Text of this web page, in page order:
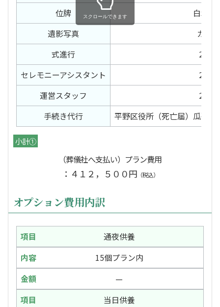
位牌
白木位
遺影写真
カラー
式進行
2日間
セレモニーアシスタント
2日間
運営スタッフ
2日間
手続き代行
平野区役所（死亡届）瓜破
スクロールできます
小計①
（葬儀社へ支払い）プラン費用
：４１２，５００円 （税込）
オプション費用内訳
通夜供養
15個プラン内
—
当日供養